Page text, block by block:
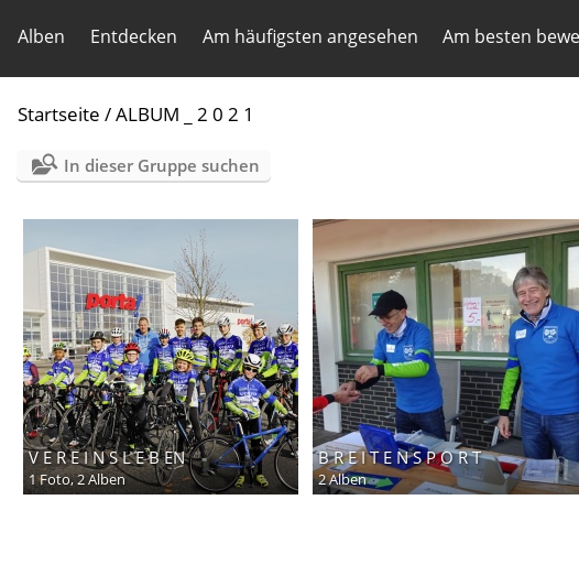
Alben Entdecken Am häufigsten angesehen Am besten
Startseite /ALBUM _ 2 0 2 1
In dieser Gruppe suchen
V E R E I N S L E B EN
1 Foto,2 Alben
B R E I T E N S P O R T
2 Alben